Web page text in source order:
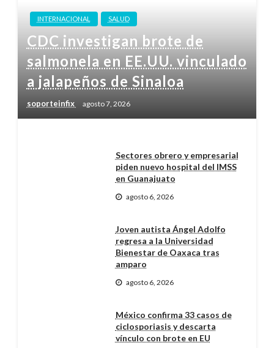
INTERNACIONAL SALUD
CDC investigan brote de
salmonela en EE.UU. vinculado
a jalapeños de Sinaloa
soporteinfix agosto 7, 2026
Sectores obrero y empresarial
piden nuevo hospital del IMSS
en Guanajuato
agosto 6, 2026
Joven autista Ángel Adolfo
regresa a la Universidad
Bienestar de Oaxaca tras
amparo
agosto 6, 2026
México confirma 33 casos de
ciclosporiasis y descarta
vínculo con brote en EU